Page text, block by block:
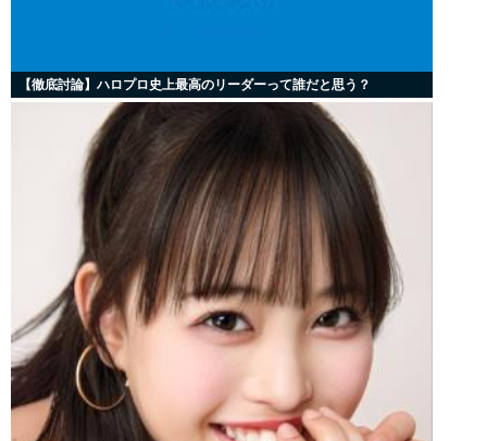
【徹底討論】ハロプロ史上最高のリーダーって誰だと思う？